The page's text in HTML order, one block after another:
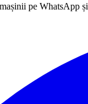
pe WhatsApp